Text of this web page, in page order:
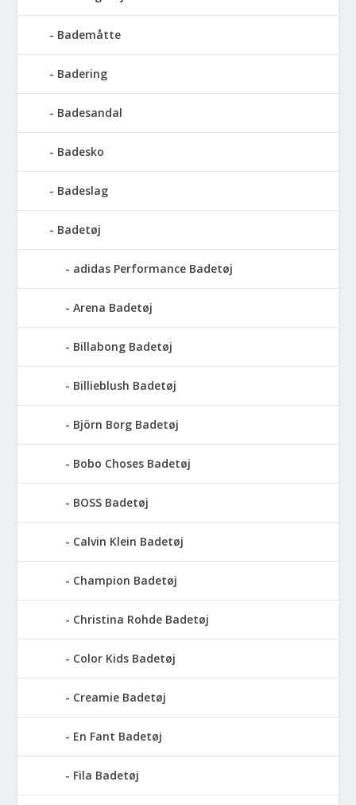
Bademåtte
Badering
Badesandal
Badesko
Badeslag
Badetøj
adidas Performance Badetøj
Arena Badetøj
Billabong Badetøj
Billieblush Badetøj
Björn Borg Badetøj
Bobo Choses Badetøj
BOSS Badetøj
Calvin Klein Badetøj
Champion Badetøj
Christina Rohde Badetøj
Color Kids Badetøj
Creamie Badetøj
En Fant Badetøj
Fila Badetøj